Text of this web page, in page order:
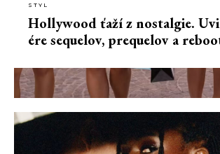
STYL
Hollywood ťaží z nostalgie.
ére sequelov, prequelov a